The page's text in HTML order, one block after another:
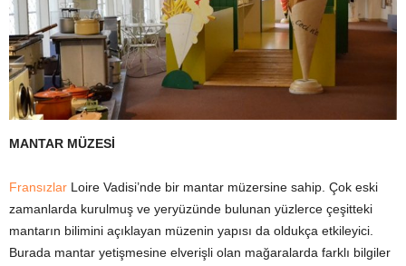
MANTAR MÜZESİ
Fransızlar Loire Vadisi’nde bir mantar müzersine sahip. Çok eski
zamanlarda kurulmuş ve yeryüzünde bulunan yüzlerce çeşitteki
mantarın bilimini açıklayan müzenin yapısı da oldukça etkileyici.
Burada mantar yetişmesine elverişli olan mağaralarda farklı bilgiler